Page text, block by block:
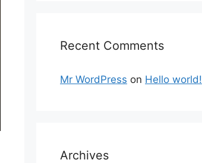
Recent Comments
Mr WordPress on Hello world!
Archives